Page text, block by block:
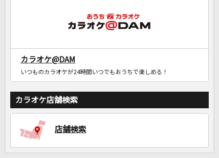
カラオケ@DAM
いつものカラオケが24時間いつでもおうちで楽しめる！
カラオケ店舗検索
店舗検索